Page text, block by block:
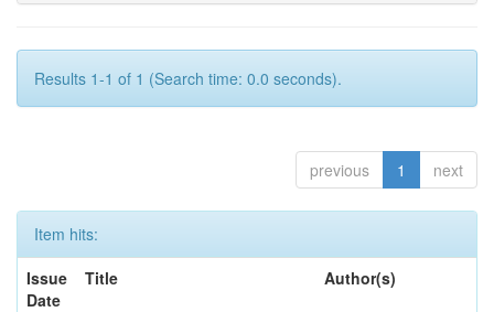
Results 1-1 of 1 (Search time: 0.0 seconds).
previous 1 next
Item hits:
Issue
Date
Title Author(s)